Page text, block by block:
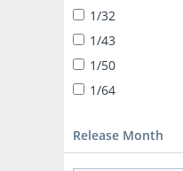
BIKE
1/12 DIECAST
1/32 TRUCK-
1/32 VALUE
DEKOTORA
1/64 MINIDEKO
1/32
1/43
1/50
1/64
Release Month